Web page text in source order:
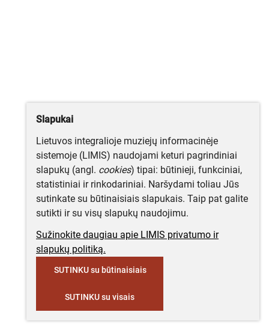
Slapukai
Lietuvos integralioje muziejų informacinėje
sistemoje (LIMIS) naudojami keturi pagrindiniai
slapukų (angl. cookies) tipai: būtinieji, funkciniai,
statistiniai ir rinkodariniai. Naršydami toliau Jūs
sutinkate su būtinaisiais slapukais. Taip pat galite
sutikti ir su visų slapukų naudojimu.
Sužinokite daugiau apie LIMIS privatumo ir
slapukų politiką.
SUTINKU su būtinaisiais
SUTINKU su visais